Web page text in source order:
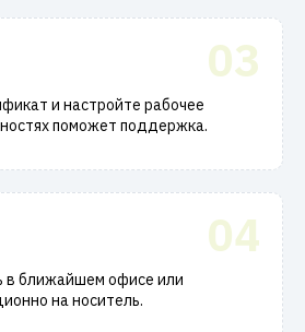
03
и настройте рабочее
поможет поддержка.
04
в ближайшем офисе или
на носитель.